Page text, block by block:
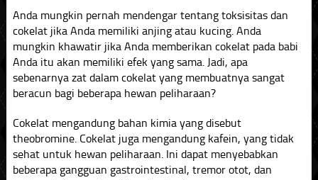
Anda mungkin pernah mendengar tentang toksisitas dan
cokelat jika Anda memiliki anjing atau kucing. Anda
mungkin khawatir jika Anda memberikan cokelat pada babi
Anda itu akan memiliki efek yang sama. Jadi, apa
sebenarnya zat dalam cokelat yang membuatnya sangat
beracun bagi beberapa hewan peliharaan?
Cokelat mengandung bahan kimia yang disebut
theobromine. Cokelat juga mengandung kafein, yang tidak
sehat untuk hewan peliharaan. Ini dapat menyebabkan
beberapa gangguan gastrointestinal, tremor otot, dan